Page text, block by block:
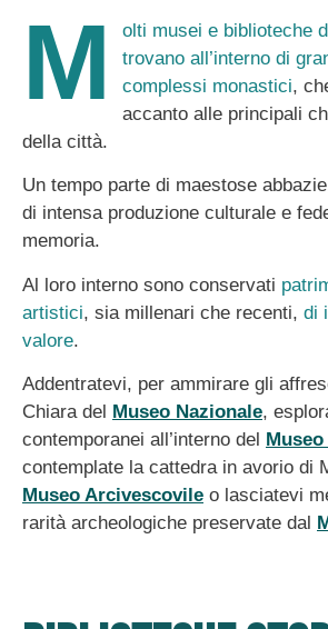
M
olti musei e biblioteche
trovano all’interno di
complessi monastici,
accanto alle principali
della città.
Un tempo parte di maestose
di intensa produzione culturale e
memoria.
Al loro interno sono conservati
artistici, sia millenari che recenti, di
valore.
Addentratevi, per ammirare gli
Chiara del
Museo Nazionale,
contemporanei all’interno del
contemplate la cattedra in avorio di
Museo Arcivescovile o lasciatevi
rarità archeologiche preservate dal